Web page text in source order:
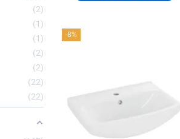
-8%
2
1
1
2
2
22
22